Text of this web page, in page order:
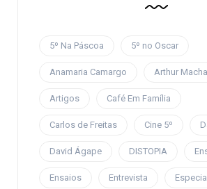
5º Na Páscoa 5º no Oscar
Anamaria Camargo Arthur
Artigos Café Em Família
Carlos de Freitas Cine 5º
David Ágape DISTOPIA
Ensaios Entrevista Especial